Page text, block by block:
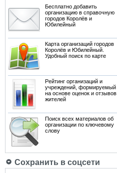
Бесплатно добавить
организацию в справочную
городов Королёв и
Юбилейный
Карта организаций городов
Королёв и Юбилейный.
Удобный поиск по карте
Рейтинг организаций и
учреждений, формируемый
на основе оценок и отзывов
жителей
Поиск всех материалов об
организации по ключевому
слову
Сохранить в соцсети